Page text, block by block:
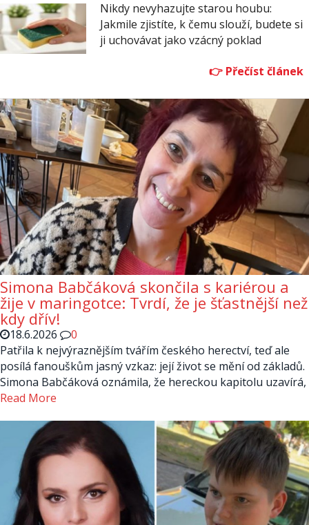
Nikdy nevyhazujte starou houbu:
Jakmile zjistíte, k čemu slouží, budete si
ji uchovávat jako vzácný poklad
Simona Babčáková skončila s kariérou a
žije v maringotce: Tvrdí, že je šťastnější než
kdy dřív!
18.6.2026
0
Patřila k nejvýraznějším tvářím českého herectví, teď ale
posílá fanouškům jasný vzkaz: její život se mění od základů.
Simona Babčáková oznámila, že hereckou kapitolu uzavírá,
Read More